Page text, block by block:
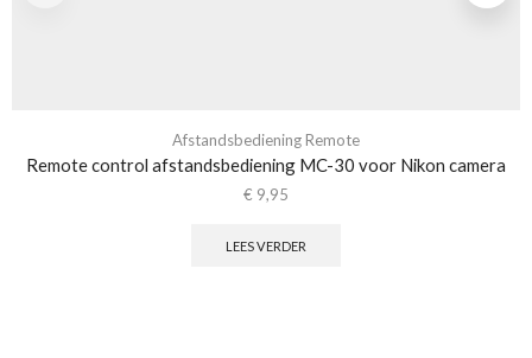
Afstandsbediening Remote
Remote control afstandsbediening MC-30 voor Nikon camera
€ 9,95
LEES VERDER